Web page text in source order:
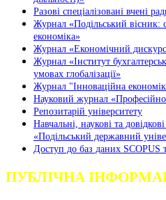
Разові спеціалізовані вчені
Журнал «Подільський вісник:
економіка»
Журнал «Економічний
Журнал «Інститут
умовах глобалізації»
Журнал "Інноваційна
Науковий журнал
Репозитарій університету
Навчальні, наукові та
«Подільський державний
Доступ до баз даних SCOPUS
ПУБЛІЧНА